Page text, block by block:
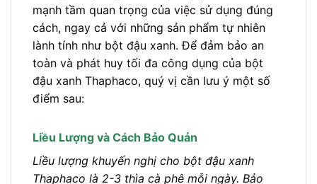
mạnh tầm quan trọng của việc sử dụng đúng
cách, ngay cả với những sản phẩm tự nhiên
lành tính như bột đậu xanh. Để đảm bảo an
toàn và phát huy tối đa công dụng của bột
đậu xanh Thaphaco, quý vị cần lưu ý một số
điểm sau:
Liều Lượng và Cách Bảo Quản
Liều lượng khuyến nghị cho bột đậu xanh
Thaphaco là 2-3 thìa cà phê mỗi ngày. Bảo